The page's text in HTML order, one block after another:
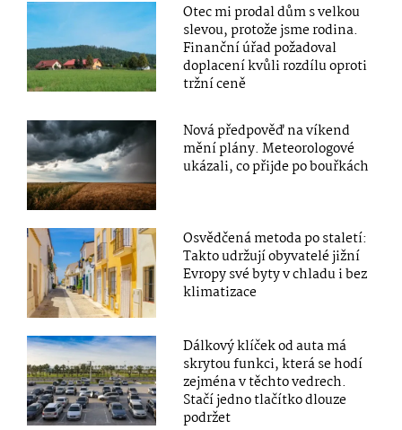
Otec mi prodal dům s velkou
slevou, protože jsme rodina.
Finanční úřad požadoval
doplacení kvůli rozdílu oproti
tržní ceně
Nová předpověď na víkend
mění plány. Meteorologové
ukázali, co přijde po bouřkách
Osvědčená metoda po staletí:
Takto udržují obyvatelé jižní
Evropy své byty v chladu i bez
klimatizace
Dálkový klíček od auta má
skrytou funkci, která se hodí
zejména v těchto vedrech.
Stačí jedno tlačítko dlouze
podržet